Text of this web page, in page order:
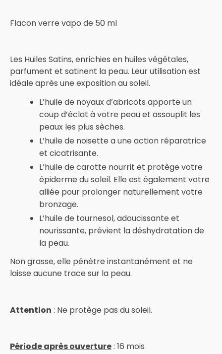
Flacon verre vapo de 50 ml
Les Huiles Satins, enrichies en huiles végétales,
parfument et satinent la peau. Leur utilisation est
idéale après une exposition au soleil.
L’huile de noyaux d’abricots apporte un
coup d’éclat à votre peau et assouplit les
peaux les plus sèches.
L’huile de noisette a une action réparatrice
et cicatrisante.
L’huile de carotte nourrit et protège votre
épiderme du soleil. Elle est également votre
alliée pour prolonger naturellement votre
bronzage.
L’huile de tournesol, adoucissante et
nourissante, prévient la déshydratation de
la peau.
Non grasse, elle pénètre instantanément et ne
laisse aucune trace sur la peau.
Attention : Ne protège pas du soleil.
Période après ouverture: 16 mois